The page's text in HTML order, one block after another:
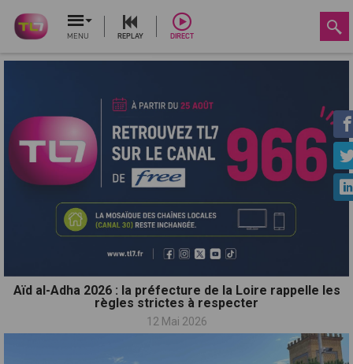
MENU REPLAY DIRECT
Aïd al-Adha 2026 : la préfecture de la Loire rappelle les
règles strictes à respecter
12 Mai 2026